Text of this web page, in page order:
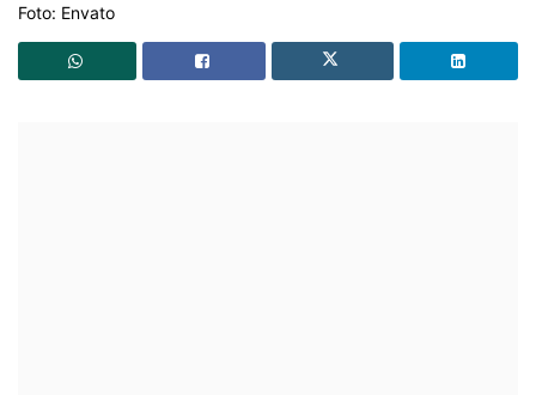
Foto: Envato